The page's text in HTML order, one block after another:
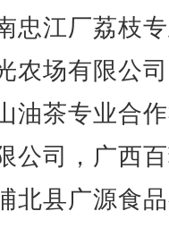
忠江厂荔枝
农场有限公
油茶专业合
公司，广西
北县广源食